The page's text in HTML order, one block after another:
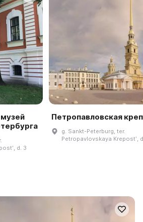
d. 3
Петропавловская
g. Sankt-Peterburg, ter.
Petropavlovskaya Krepostʹ,